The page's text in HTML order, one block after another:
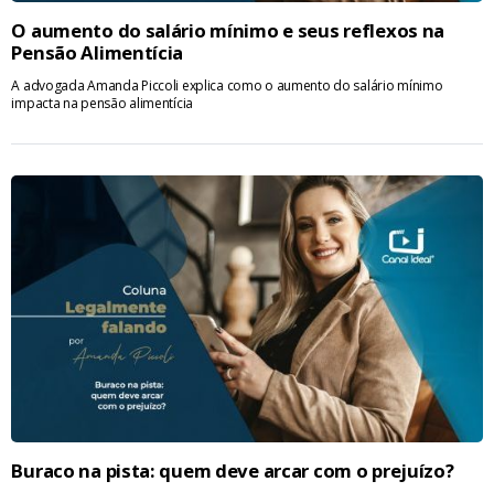
O aumento do salário mínimo e seus reflexos na
Pensão Alimentícia
A advogada Amanda Piccoli explica como o aumento do salário mínimo
impacta na pensão alimentícia
Buraco na pista: quem deve arcar com o prejuízo?